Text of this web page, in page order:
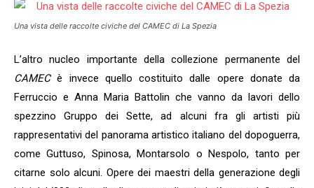
Una vista delle raccolte civiche del CAMEC di La Spezia
L’altro nucleo importante della collezione permanente del
CAMECè invece quello costituito dalle opere donate da
Ferruccio e Anna Maria Battolin che vanno da lavori dello
spezzino Gruppo dei Sette, ad alcuni fra gli artisti più
rappresentativi del panorama artistico italiano del dopoguerra,
come Guttuso, Spinosa, Montarsolo o Nespolo, tanto per
citarne solo alcuni. Opere dei maestri della generazione degli